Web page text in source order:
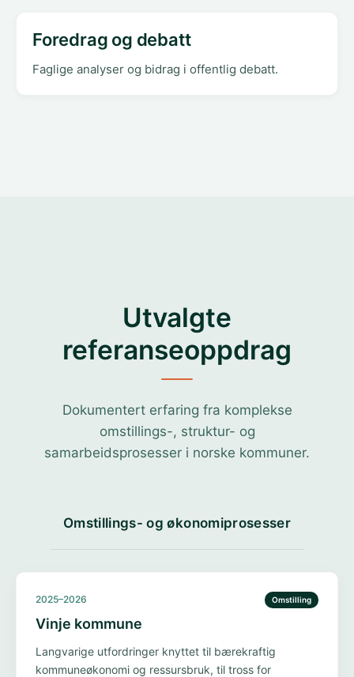
Foredrag og debatt
Faglige analyser og bidrag i offentlig debatt.
Utvalgte
referanseoppdrag
Dokumentert erfaring fra komplekse
omstillings-, struktur- og
samarbeidsprosesser i norske kommuner.
Omstillings- og økonomiprosesser
2025–2026 Omstilling
Vinje kommune
Langvarige utfordringer knyttet til bærekraftig
kommuneøkonomi og ressursbruk, til tross for